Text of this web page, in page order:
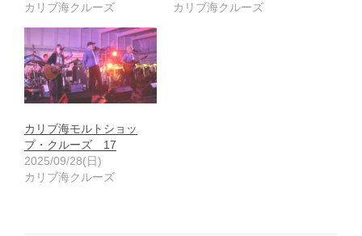
カリブ海クルーズ
カリブ海クルーズ
カリブ海モルトショッ
プ・クルーズ 17
2025/09/28(日)
カリブ海クルーズ